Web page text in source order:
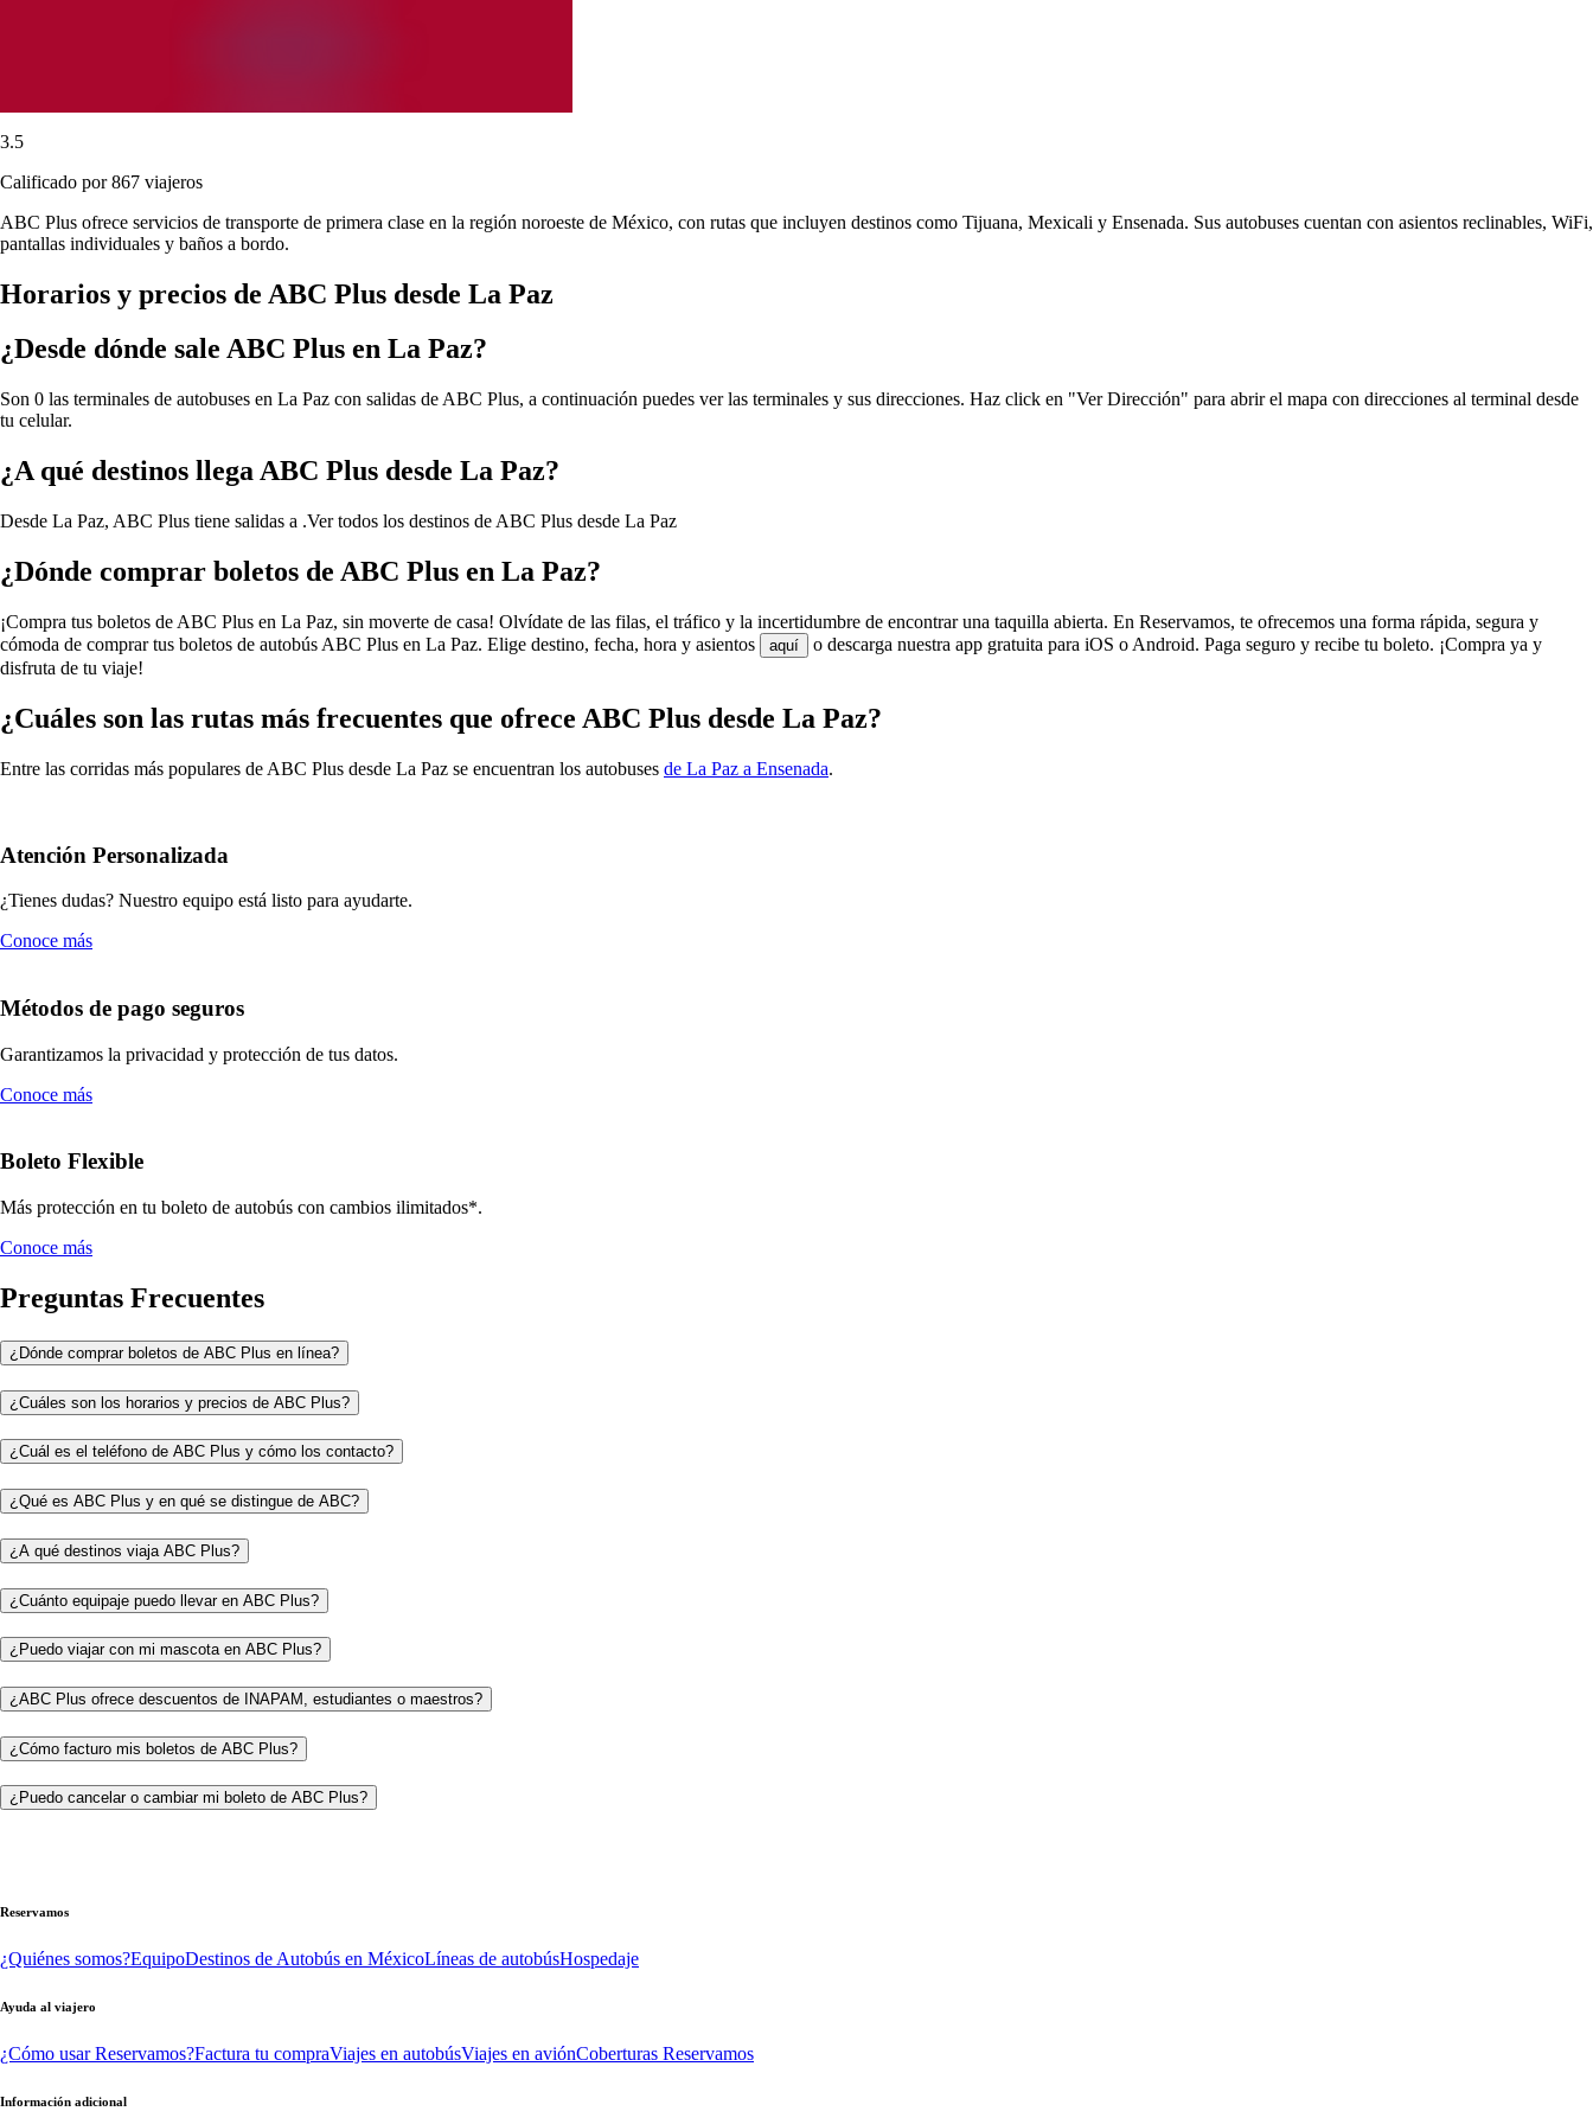
3.5
Calificado por 867 viajeros
ABC Plus ofrece servicios de transporte de primera clase en la región noroeste de México, con rutas que incluyen destinos como Tijuana, Mexicali y Ensenada. Sus autobuses cuentan con asientos reclinables, WiFi,
pantallas individuales y baños a bordo.
Horarios y precios de ABC Plus desde La Paz
¿Desde dónde sale ABC Plus en La Paz?
Son 0 las terminales de autobuses en La Paz con salidas de ABC Plus, a continuación puedes ver las terminales y sus direcciones. Haz click en "Ver Dirección" para abrir el mapa con direcciones al terminal desde
tu celular.
¿A qué destinos llega ABC Plus desde La Paz?
Desde La Paz, ABC Plus tiene salidas a .Ver todos los destinos de ABC Plus desde La Paz
¿Dónde comprar boletos de ABC Plus en La Paz?
¡Compra tus boletos de ABC Plus en La Paz, sin moverte de casa! Olvídate de las filas, el tráfico y la incertidumbre de encontrar una taquilla abierta. En Reservamos, te ofrecemos una forma rápida, segura y
cómoda de comprar tus boletos de autobús ABC Plus en La Paz. Elige destino, fecha, hora y asientos
aquí
o descarga nuestra app gratuita para iOS o Android. Paga seguro y recibe tu boleto. ¡Compra ya y
disfruta de tu viaje!
¿Cuáles son las rutas más frecuentes que ofrece ABC Plus desde La Paz?
Entre las corridas más populares de ABC Plus desde La Paz se encuentran los autobuses de La Paz a Ensenada.
Atención Personalizada
¿Tienes dudas? Nuestro equipo está listo para ayudarte.
Conoce más
Métodos de pago seguros
Garantizamos la privacidad y protección de tus datos.
Conoce más
Boleto Flexible
Más protección en tu boleto de autobús con cambios ilimitados*.
Conoce más
Preguntas Frecuentes
¿Dónde comprar boletos de ABC Plus en línea?
¿Cuáles son los horarios y precios de ABC Plus?
¿Cuál es el teléfono de ABC Plus y cómo los contacto?
¿Qué es ABC Plus y en qué se distingue de ABC?
¿A qué destinos viaja ABC Plus?
¿Cuánto equipaje puedo llevar en ABC Plus?
¿Puedo viajar con mi mascota en ABC Plus?
¿ABC Plus ofrece descuentos de INAPAM, estudiantes o maestros?
¿Cómo facturo mis boletos de ABC Plus?
¿Puedo cancelar o cambiar mi boleto de ABC Plus?
Reservamos
¿Quiénes somos?EquipoDestinos de Autobús en MéxicoLíneas de autobúsHospedaje
Ayuda al viajero
¿Cómo usar Reservamos?Factura tu compraViajes en autobúsViajes en aviónCoberturas Reservamos
Información adicional